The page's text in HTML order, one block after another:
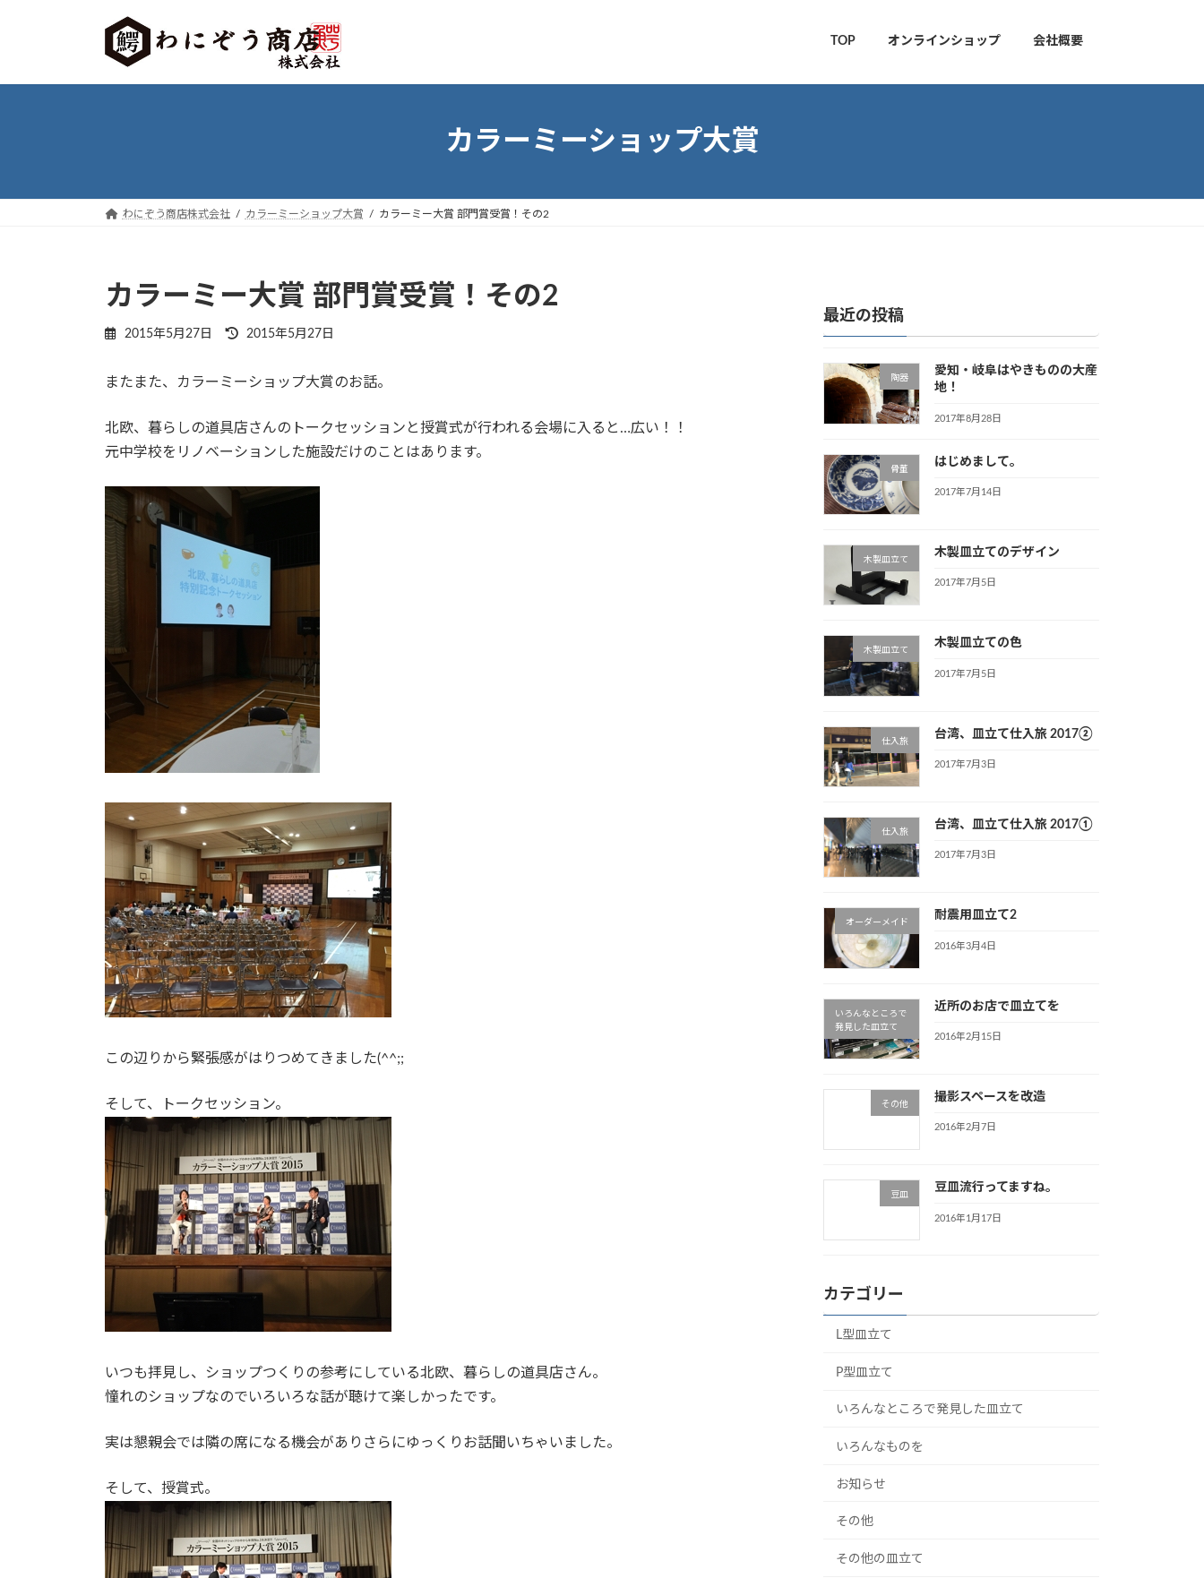
TOP オンラインショップ 会社概要
カラーミーショップ大賞
わにぞう商店株式会社 カラーミーショップ大賞 カラーミー大賞 部門賞受賞！その2
カラーミー大賞 部門賞受賞！その2
2015年5月27日
最
新
時
2015年5月27日
またまた、カラーミーショップ大賞のお話。
北欧、暮らしの道具店さんのトークセッションと授賞式が行われる会場に入ると…広い！！
元中学校をリノベーションした施設だけのことはあります。
この辺りから緊張感がはりつめてきました(^^;;
そして、トークセッション。
いつも拝見し、ショップつくりの参考にしている北欧、暮らしの道具店さん。
憧れのショップなのでいろいろな話が聴けて楽しかったです。
実は懇親会では隣の席になる機会がありさらにゆっくりお話聞いちゃいました。
そして、授賞式。
最近の投稿
陶器
愛知・岐阜はやきものの大産
地！
2017年8月28日
骨董
はじめまして。
2017年7月14日
木製皿立て
木製皿立てのデザイン
2017年7月5日
木製皿立て
木製皿立ての色
2017年7月5日
仕入旅
台湾、皿立て仕入旅 2017②
2017年7月3日
仕入旅
台湾、皿立て仕入旅 2017①
2017年7月3日
オーダーメイド
耐震用皿立て2
2016年3月4日
いろんなところで
発見した皿立て
近所のお店で皿立てを
2016年2月15日
その他
撮影スペースを改造
2016年2月7日
豆皿
豆皿流行ってますね。
2016年1月17日
カテゴリー
L型皿立て
P型皿立て
いろんなところで発見した皿立て
いろんなものを
お知らせ
その他
その他の皿立て